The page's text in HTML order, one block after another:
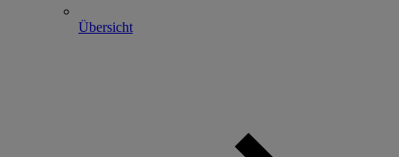
Übersicht